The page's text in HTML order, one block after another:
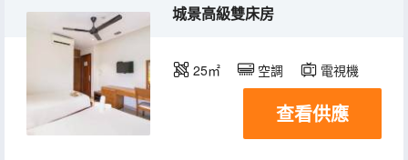
城景高級雙床房
25㎡ 空調 電視機
查看供應